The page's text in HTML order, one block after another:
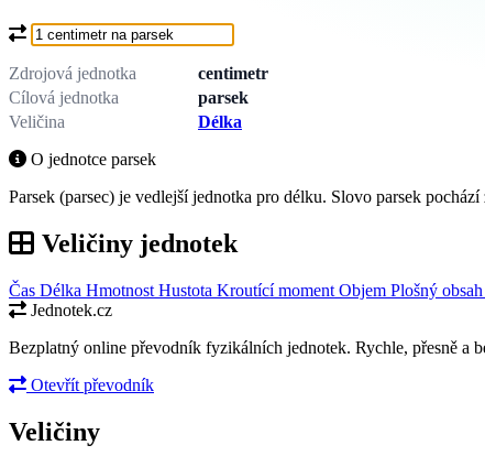
Co chcete převést?
Zdrojová jednotka
centimetr
Cílová jednotka
parsek
Veličina
Délka
O jednotce parsek
Parsek (parsec) je vedlejší jednotka pro délku. Slovo parsek
Veličiny jednotek
Čas Délka Hmotnost Hustota Kroutící moment Objem Plošný obsah
Jednotek.cz
Bezplatný online převodník fyzikálních jednotek. Rychle, přesně a
Otevřít převodník
Veličiny